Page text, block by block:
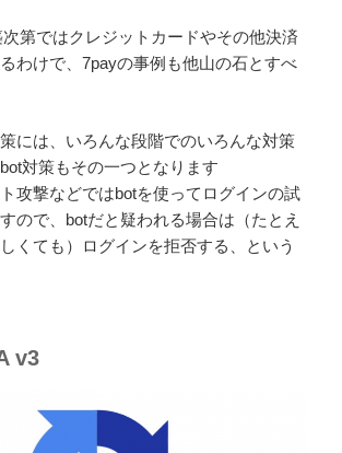
第ではクレジットカードやその他決済
わけで、7payの事例も他山の石とすべ
には、いろんな段階でのいろんな対策
対策もその一つとなります
攻撃などではbotを使ってログインの試
ので、botだと疑われる場合は（たとえ
くても）ログインを拒否する、という
v3